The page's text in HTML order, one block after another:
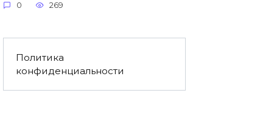
0 269
Политика
конфиденциальности